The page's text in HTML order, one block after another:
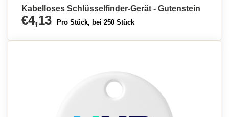
Kabelloses Schlüsselfinder-Gerät - Gutenstein
€4,13 Pro Stück, bei 250 Stück